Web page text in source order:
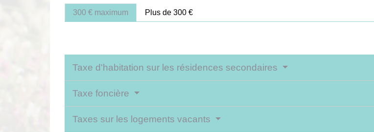
300 € maximum Plus de 300 €
Taxe d'habitation sur les résidences secondaires
Taxe foncière
Taxes sur les logements vacants